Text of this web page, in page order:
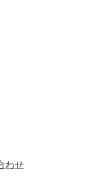
わせ